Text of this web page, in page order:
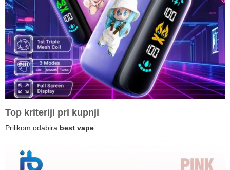
Top kriteriji pri kupnji
Prilikom odabira best vape